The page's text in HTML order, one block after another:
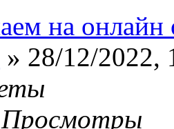
на онлайн
» 28/12/2022,
Просмотры